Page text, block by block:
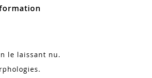
le laissant nu.